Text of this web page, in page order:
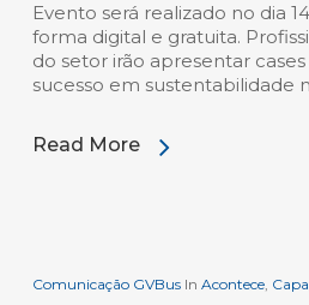
Evento será realizado no dia
forma digital e gratuita.
do setor irão apresentar
sucesso em sustentabilidade
Read More
Comunicação GVBus In Acontece, Capa